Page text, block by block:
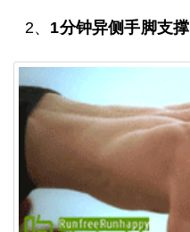
2、 1分钟异侧手脚支撑